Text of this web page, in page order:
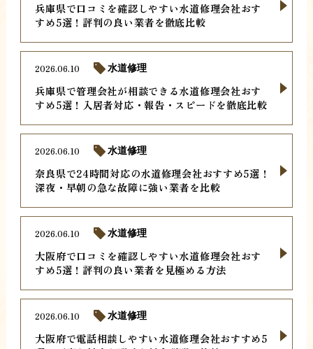
兵庫県で口コミを確認しやすい水道修理会社おす
すめ5選！評判の良い業者を徹底比較
兵庫県で管理会社が相談できる水道修理会社おす
すめ5選！入居者対応・報告・スピードを徹底比較
2026.06.10 水道修理
奈良県で24時間対応の水道修理会社おすすめ5選！
深夜・早朝の急な故障に強い業者を比較
2026.06.10 水道修理
大阪府で口コミを確認しやすい水道修理会社おす
すめ5選！評判の良い業者を見極める方法
2026.06.10 水道修理
大阪府で電話相談しやすい水道修理会社おすすめ5
2026.06.10 水道修理